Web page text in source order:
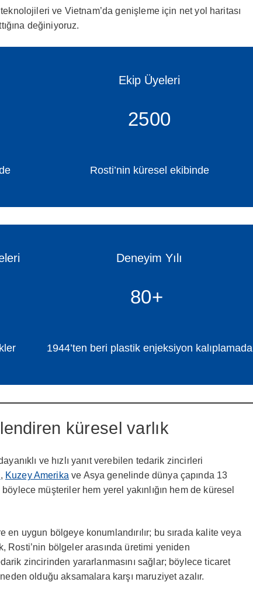
ve Vietnam’da genişleme için net yol haritası
değiniyoruz.
Ekip Üyeleri
2500
Rosti’nin küresel ekibinde
Deneyim Yılı
80+
1944’ten beri plastik enjeksiyon kalıplamada
küresel varlık
ve hızlı yanıt verebilen tedarik zincirleri
, Kuzey Amerika ve Asya genelinde dünya çapında 13
müşteriler hem yerel yakınlığın hem de küresel
uygun bölgeye konumlandırılır; bu sırada kalite veya
bölgeler arasında üretimi yeniden
zincirinden yararlanmasını sağlar; böylece ticaret
olduğu aksamalara karşı maruziyet azalır.